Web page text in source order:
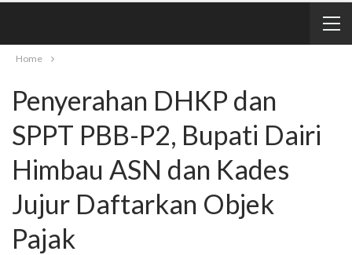
Home
Penyerahan DHKP dan
SPPT PBB-P2, Bupati Dairi
Himbau ASN dan Kades
Jujur Daftarkan Objek
Pajak